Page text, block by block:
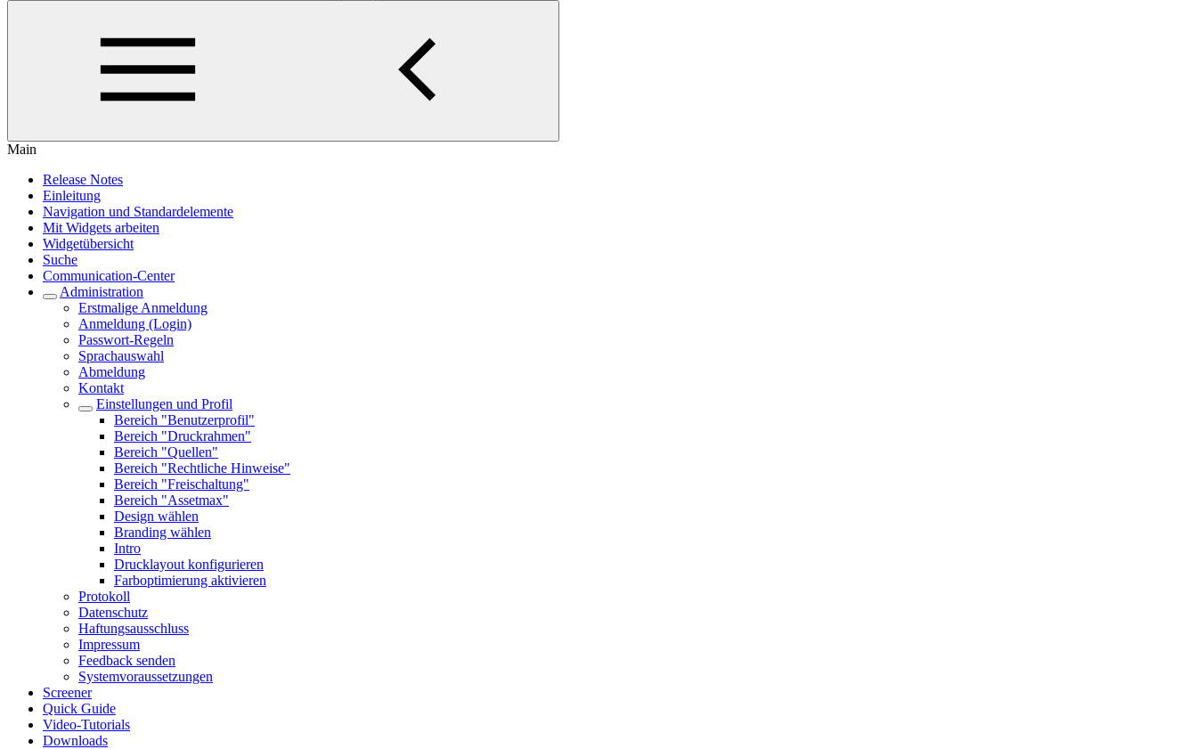
Main
Release Notes
Einleitung
Navigation und Standardelemente
Mit Widgets arbeiten
Widgetübersicht
Suche
Communication-Center
Administration
Erstmalige Anmeldung
Anmeldung (Login)
Passwort-Regeln
Sprachauswahl
Abmeldung
Kontakt
Einstellungen und Profil
Bereich "Benutzerprofil"
Bereich "Druckrahmen"
Bereich "Quellen"
Bereich "Rechtliche Hinweise"
Bereich "Freischaltung"
Bereich "Assetmax"
Design wählen
Branding wählen
Intro
Drucklayout konfigurieren
Farboptimierung aktivieren
Protokoll
Datenschutz
Haftungsausschluss
Impressum
Feedback senden
Systemvoraussetzungen
Screener
Quick Guide
Video-Tutorials
Downloads